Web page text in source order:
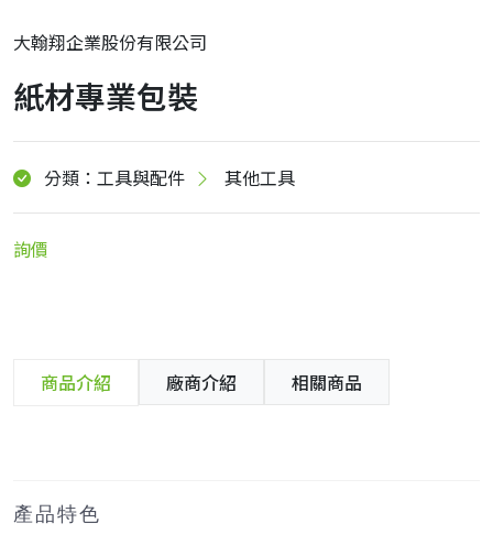
大翰翔企業股份有限公司
紙材專業包裝
分類：工具與配件 其他工具
詢價
商品介紹 廠商介紹 相關商品
產品特色